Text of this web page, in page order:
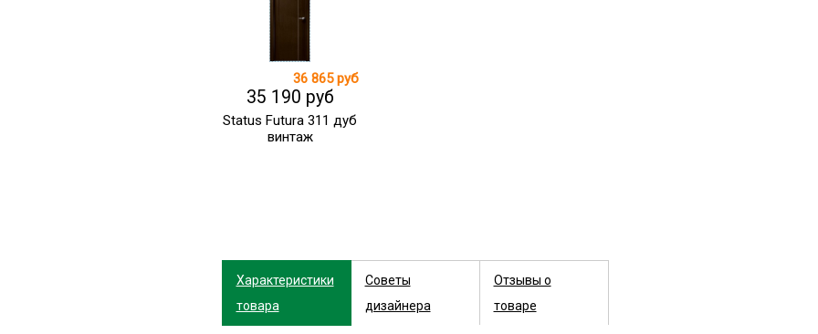
36 865 руб
35 190 руб
Status Futura 311 дуб
винтаж
Характеристики
товара
Советы
дизайнера
Отзывы о
товаре